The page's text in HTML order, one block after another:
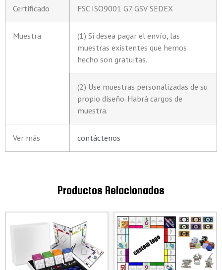
Certificado FSC ISO9001 G7 GSV SEDEX
Muestra
(1) Si desea pagar el envío, las
muestras existentes que hemos
hecho son gratuitas.
(2) Use muestras personalizadas de su
propio diseño. Habrá cargos de
muestra.
Ver más contáctenos
Productos Relacionados